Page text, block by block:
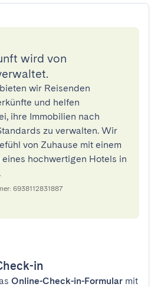
wird von
wir Reisenden
und helfen
ihre Immobilien nach
zu verwalten. Wir
von Zuhause mit einem
eines hochwertigen Hotels in
6938112831887
in
Online-Check-in-Formular mit